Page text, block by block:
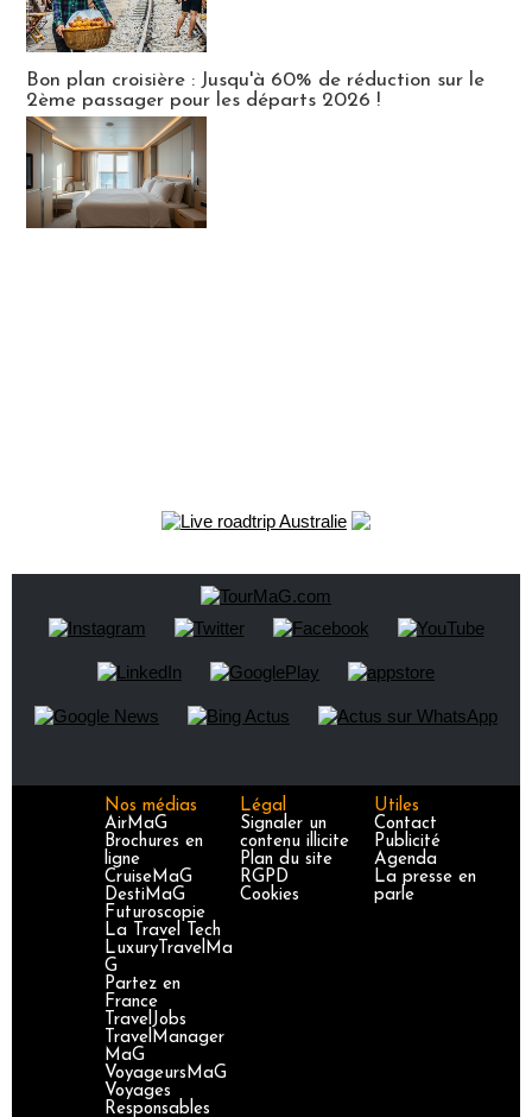
Bon plan croisière : Jusqu'à 60% de réduction sur le
2ème passager pour les départs 2026 !
Nos médias
AirMaG
Brochures en
ligne
CruiseMaG
DestiMaG
Futuroscopie
La Travel Tech
LuxuryTravelMa
G
Partez en
France
TravelJobs
TravelManager
MaG
VoyageursMaG
Voyages
Responsables
Légal
Signaler un
contenu illicite
Plan du site
RGPD
Cookies
Utiles
Contact
Publicité
Agenda
La presse en
parle